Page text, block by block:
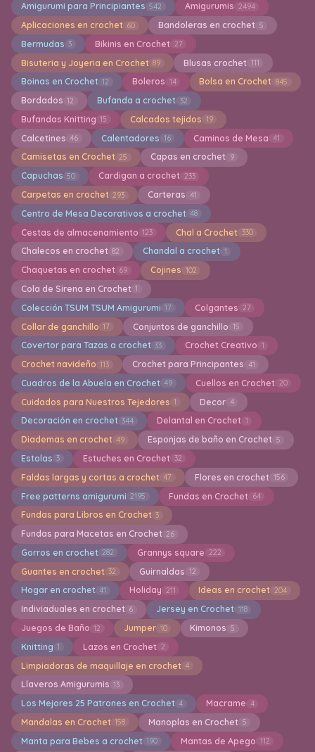
Amigurumi para Principiantes 542 Amigurumis 2494
Aplicaciones en crochet 60 Bandoleras en crochet 5
Bermudas 3 Bikinis en Crochet 27
Bisuteria y Joyeria en Crochet 89 Blusas crochet 111
Boinas en Crochet 12 Boleros 14 Bolsa en Crochet 845
Bordados 12 Bufanda a crochet 32
Bufandas Knitting 15 Calcados tejidos 19
Calcetines 46 Calentadores 16 Caminos de Mesa 41
Camisetas en Crochet 25 Capas en crochet 9
Capuchas 50 Cardigan a crochet 233
Carpetas en crochet 293 Carteras 41
Centro de Mesa Decorativos a crochet 48
Cestas de almacenamiento 123 Chal a Crochet 330
Chalecos en crochet 82 Chandal a crochet 1
Chaquetas en crochet 69 Cojines 102
Cola de Sirena en Crochet 1
Colección TSUM TSUM Amigurumi 17 Colgantes 27
Collar de ganchillo 17 Conjuntos de ganchillo 15
Covertor para Tazas a crochet 33 Crochet Creativo 1
Crochet navideño 113 Crochet para Principantes 41
Cuadros de la Abuela en Crochet 49 Cuellos en Crochet 20
Cuidados para Nuestros Tejedores 1 Decor 4
Decoración en crochet 344 Delantal en Crochet 1
Diademas en crochet 49 Esponjas de baño en Crochet 5
Estolas 3 Estuches en Crochet 32
Faldas largas y cortas a crochet 47 Flores en crochet 156
Free patterns amigurumi 2195 Fundas en Crochet 64
Fundas para Libros en Crochet 3
Fundas para Macetas en Crochet 26
Gorros en crochet 282 Grannys square 222
Guantes en crochet 32 Guirnaldas 12
Hogar en crochet 41 Holiday 211 Ideas en crochet 204
Indiviaduales en crochet 6 Jersey en Crochet 118
Juegos de Baño 12 Jumper 10 Kimonos 5
Knitting 1 Lazos en Crochet 2
Limpiadoras de maquillaje en crochet 4
Llaveros Amigurumis 13
Los Mejores 25 Patrones en Crochet 4 Macrame 4
Mandalas en Crochet 158 Manoplas en Crochet 5
Manta para Bebes a crochet 190 Mantas de Apego 112